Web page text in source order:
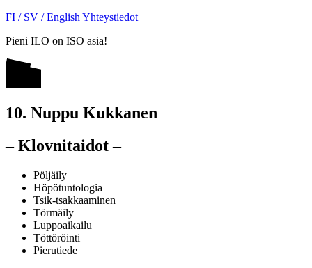
FI / SV / English Yhteystiedot
Pieni ILO on ISO asia!
10. Nuppu Kukkanen
– Klovnitaidot –
Pöljäily
Höpötuntologia
Tsik-tsakkaaminen
Törmäily
Luppoaikailu
Töttöröinti
Pierutiede